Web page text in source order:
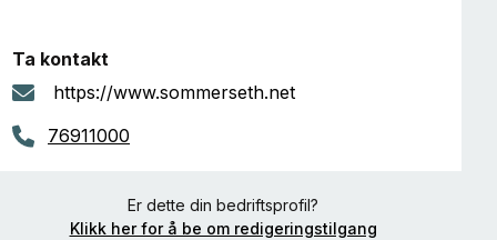
Ta kontakt
https://www.sommerseth.net
76911000
Er dette din bedriftsprofil?
Klikk her for å be om redigeringstilgang